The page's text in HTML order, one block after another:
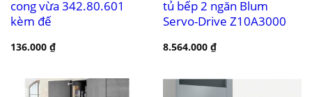
cong vừa 342.80.601
kèm đế
136.000 ₫
tủ bếp 2 ngăn Blum
Servo-Drive Z10A3000
8.564.000 ₫